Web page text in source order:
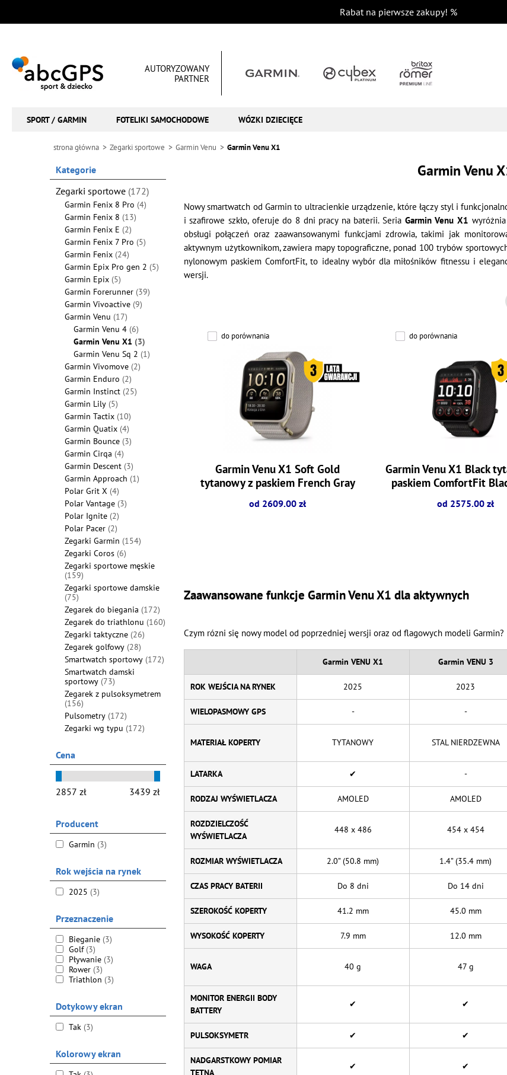
Rabat na pierwsze zakupy! %
AUTORYZOWANY
PARTNER
SPORT / GARMIN FOTELIKI SAMOCHODOWE WÓZKI DZIECIĘCE
strona główna Zegarki sportowe Garmin Venu Garmin Venu X1
Kategorie
Zegarki sportowe (172)
Garmin Fenix 8 Pro (4)
Garmin Fenix 8 (13)
Garmin Fenix E (2)
Garmin Fenix 7 Pro (5)
Garmin Fenix (24)
Garmin Epix Pro gen 2 (5)
Garmin Epix (5)
Garmin Forerunner (39)
Garmin Vivoactive (9)
Garmin Venu (17)
Garmin Venu 4 (6)
Garmin Venu X1 (3)
Garmin Venu Sq 2 (1)
Garmin Vivomove (2)
Garmin Enduro (2)
Garmin Instinct (25)
Garmin Lily (5)
Garmin Tactix (10)
Garmin Quatix (4)
Garmin Bounce (3)
Garmin Cirqa (4)
Garmin Descent (3)
Garmin Approach (1)
Polar Grit X (4)
Polar Vantage (3)
Polar Ignite (2)
Polar Pacer (2)
Zegarki Garmin (154)
Zegarki Coros (6)
Zegarki sportowe męskie
(159)
Zegarki sportowe damskie
(75)
Zegarek do biegania (172)
Zegarek do triathlonu (160)
Zegarki taktyczne (26)
Zegarek golfowy (28)
Smartwatch sportowy (172)
Smartwatch damski
sportowy (73)
Zegarek z pulsoksymetrem
(156)
Pulsometry (172)
Zegarki wg typu (172)
Cena
Producent
Garmin (3)
Rok wejścia na rynek
2025 (3)
Przeznaczenie
Bieganie (3)
Golf (3)
Pływanie (3)
Rower (3)
Triathlon (3)
Dotykowy ekran
Tak (3)
Kolorowy ekran
Garmin Venu
Nowy smartwatch od Garmin to ultracienkie urządzenie, które łączy styl i
i szafirowe szkło, oferuje do 8 dni pracy na baterii. Seria Garmin Venu X1
obsługi połączeń oraz zaawansowanymi funkcjami zdrowia, takimi jak
aktywnym użytkownikom, zawiera mapy topograficzne, ponad 100 trybów
nylonowym paskiem ComfortFit, to idealny wybór dla miłośników fitnessu i
wersji.
do porównania
Garmin Venu X1 Soft Gold
tytanowy z paskiem French Gray
od 2609.00 zł
do porównania
Garmin Venu X1 Black
paskiem ComfortFit
od 2575.00 zł
Zaawansowane funkcje Garmin Venu X1 dla aktywnych
Czym rózni się nowy model od poprzedniej wersji oraz od flagowych modeli Garmin?
Garmin VENU X1 Garmin VENU 3
ROK WEJŚCIA NA RYNEK 2025 2023
WIELOPASMOWY GPS - -
MATERIAŁ KOPERTY TYTANOWY STAL NIERDZEWNA
LATARKA ✔ -
RODZAJ WYŚWIETLACZA AMOLED AMOLED
ROZDZIELCZOŚĆ
WYŚWIETLACZA
448 x 486 454 x 454
ROZMIAR WYŚWIETLACZA 2.0” (50.8 mm) 1.4” (35.4 mm)
CZAS PRACY BATERII Do 8 dni Do 14 dni
SZEROKOŚĆ KOPERTY 41.2 mm 45.0 mm
WYSOKOŚĆ KOPERTY 7.9 mm 12.0 mm
WAGA 40 g 47 g
MONITOR ENERGII BODY
BATTERY
✔ ✔
PULSOKSYMETR ✔ ✔
NADGARSTKOWY POMIAR
TĘTNA
✔ ✔